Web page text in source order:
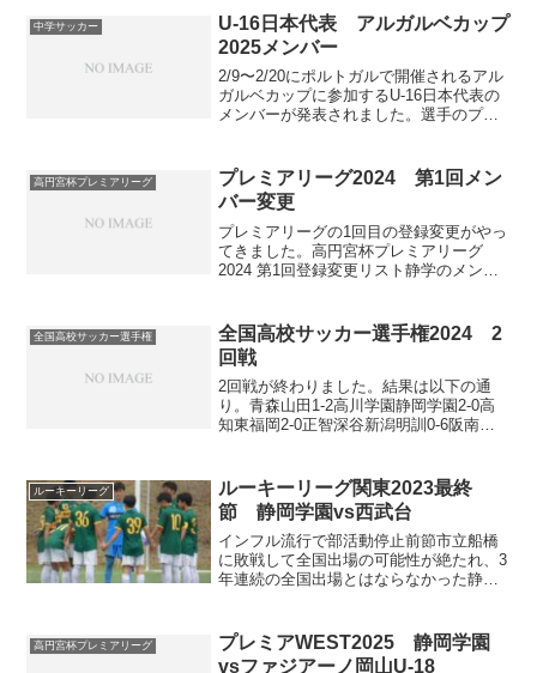
中学サッカー
U-16日本代表 アルガルベカップ
2025メンバー
2/9〜2/20にポルトガルで開催されるアル
ガルベカップに参加するU-16日本代表の
メンバーが発表されました。選手のプロ
の選手もいます。背番号Pos選手学年生
年月日身長...
高円宮杯プレミアリーグ
プレミアリーグ2024 第1回メン
バー変更
プレミアリーグの1回目の登録変更がやっ
てきました。高円宮杯プレミアリーグ
2024 第1回登録変更リスト静学のメンバ
加登録されたうちの2人が1年生でした
（MF山縣優翔...
全国高校サッカー選手権
全国高校サッカー選手権2024 2
回戦
2回戦が終わりました。結果は以下の通
り。青森山田1-2高川学園静岡学園2-0高
知東福岡2-0正智深谷新潟明訓0-6阪南大
工業0-2堀越流経大柏5-0佐賀東札幌...
ルーキーリーグ
ルーキーリーグ関東2023最終
節 静岡学園vs西武台
インフル流行で部活動停止前節市立船橋
に敗戦して全国出場の可能性が絶たれ、3
年連続の全国出場とはならなかった静岡
となりました。そんな中、静学ではイン
フルエンザが流行。...
高円宮杯プレミアリーグ
プレミアWEST2025 静岡学園
vsファジアーノ岡山U-18